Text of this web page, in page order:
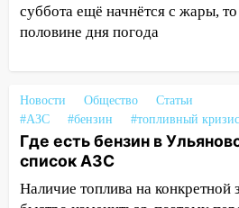
15:47 Ульяновцы могут
за абонементы
15:34
прокуратуры в селах
области привели в
площадки
15:27 Прокуратура
капремонт школы в селе
суббота ещё начнётся с жары,
половине дня погода
Новости Общество
Статьи
#АЗС
#бензин #топливный кризис
Где есть бензин в
список АЗС
Наличие топлива на конкретной